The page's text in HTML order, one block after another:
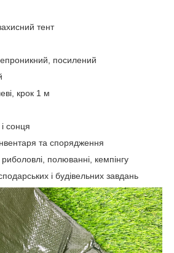
тент
посилений
крок 1 м
сонця
та спорядження
полюванні, кемпінгу
і будівельних завдань